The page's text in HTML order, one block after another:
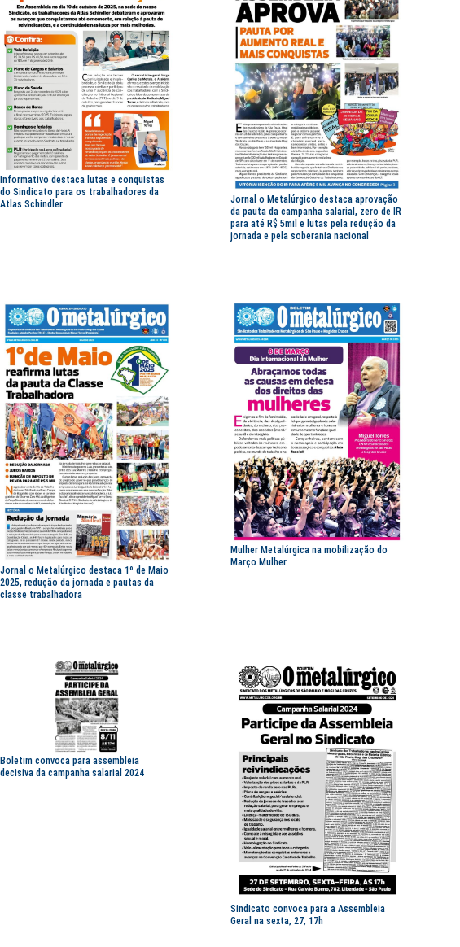
Informativo destaca lutas e conquistas
do Sindicato para os trabalhadores da
Atlas Schindler
Jornal o Metalúrgico destaca aprovação
da pauta da campanha salarial, zero de IR
para até R$ 5mil e lutas pela redução da
jornada e pela soberania nacional
Jornal o Metalúrgico destaca 1º de Maio
2025, redução da jornada e pautas da
classe trabalhadora
Mulher Metalúrgica na mobilização do
Março Mulher
Boletim convoca para assembleia
decisiva da campanha salarial 2024
Sindicato convoca para a Assembleia
Geral na sexta, 27, 17h